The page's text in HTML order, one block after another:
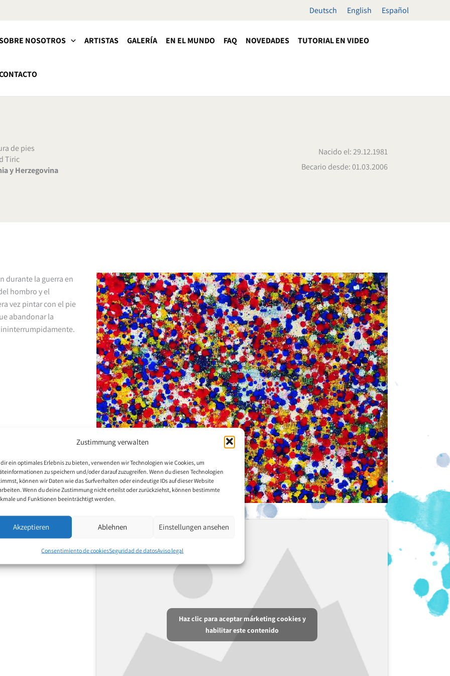
Zustimmung verwalten
ein optimales Erlebnis zu bieten, verwenden wir Technologien wie Cookies, um
zu speichern und/oder darauf zuzugreifen. Wenn du diesen Technologien
können wir Daten wie das Surfverhalten oder eindeutige IDs auf dieser Website
Wenn du deine Zustimmung nicht erteilst oder zurückziehst, können bestimmte
und Funktionen beeinträchtigt werden.
Akzeptieren Ablehnen Einstellungen ansehen
Consentimiento de cookiesSeguridad de datosAviso legal
Deutsch English Español
NOSOTROS ARTISTAS GALERÍA EN EL MUNDO FAQ NOVEDADES TUTORIAL EN VIDEO
de pies
Tiric
y Herzegovina
Nacido el: 29.12.1981
Becario desde: 01.03.2006
durante la guerra en
hombro y el
vez pintar con el pie
abandonar la
ininterrumpidamente.
Haz clic para aceptar márketing cookies y
habilitar este contenido